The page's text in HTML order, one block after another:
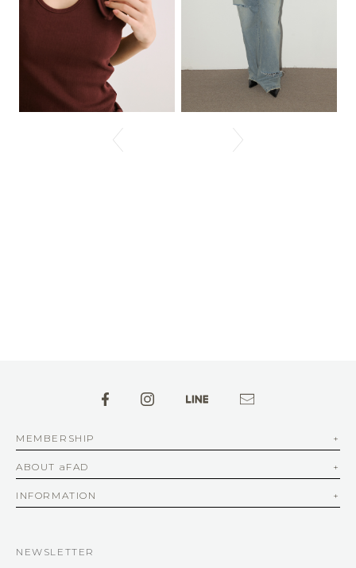
MEMBERSHIP
ABOUT aFAD
INFORMATION
NEWSLETTER